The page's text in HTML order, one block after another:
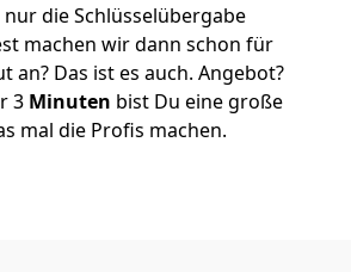
die Schlüsselübergabe
machen wir dann schon für
an? Das ist es auch. Angebot?
3 Minuten bist Du eine große
mal die Profis machen.